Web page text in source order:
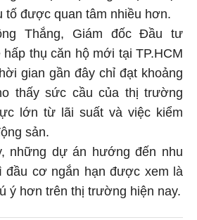
tố được quan tâm nhiều hơn.
Thắng, Giám đốc Đầu tư
thụ căn hộ mới tại TP.HCM
gian gần đây chỉ đạt khoảng
thấy sức cầu của thị trường
lớn từ lãi suất và việc kiểm
sản.
những dự án hướng đến nhu
đầu cơ ngắn hạn được xem là
ý hơn trên thị trường hiện nay.